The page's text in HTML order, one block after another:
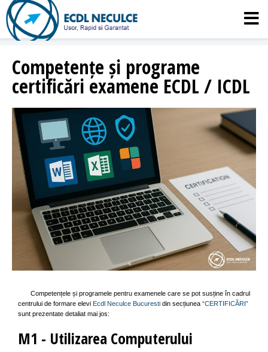
Competențe și programe
certificări examene ECDL / ICDL
Competențele și programele pentru examenele care se pot susține în cadrul
centrului de formare elevi Ecdl Neculce Bucuresti din secțiunea “CERTIFICĂRI”
sunt prezentate detaliat mai jos:
M1 - Utilizarea Computerului